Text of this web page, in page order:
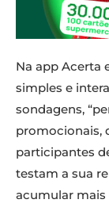
Na app Acerta
simples e
sondagens,
promocionais,
participantes
testam a sua
acumular mais